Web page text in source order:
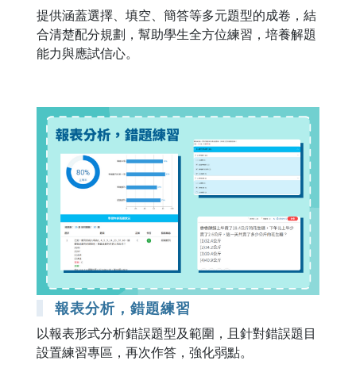
提供涵蓋選擇、填空、簡答等多元題型的成卷，結
合清楚配分規劃，幫助學生全方位練習，培養解題
能力與應試信心。
報表分析，錯題練習
以報表形式分析錯誤題型及範圍，且針對錯誤題目
設置練習專區，再次作答，強化弱點。